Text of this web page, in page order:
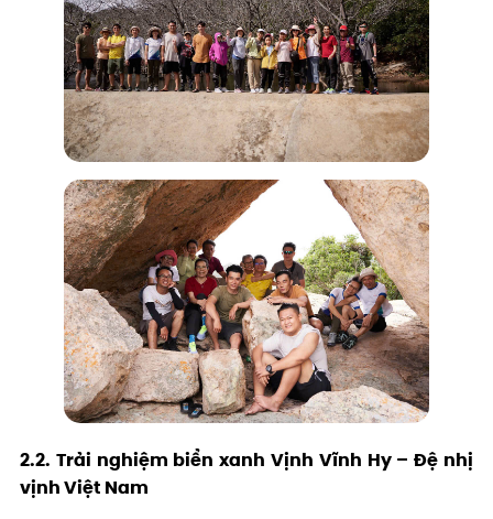
2.2. Trải nghiệm biển xanh Vịnh Vĩnh Hy – Đệ nhị
vịnh Việt Nam